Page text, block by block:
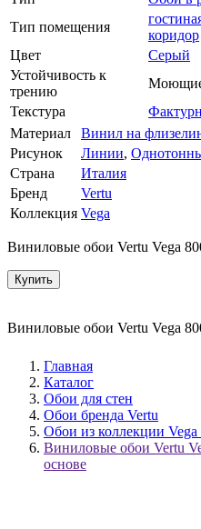
Тип помещения
коридор
Цвет
Серый
Устойчивость к
трению
Текстура
Материал
Винил на
Рисунок
Линии,
Страна
Италия
Бренд
Vertu
Коллекция Vega
Виниловые обои Vertu Vega
Купить
Виниловые обои Vertu Vega
Главная
Каталог
Обои для стен
Обои бренда Vertu
Обои из коллекции Vega
Виниловые обои Vertu
основе